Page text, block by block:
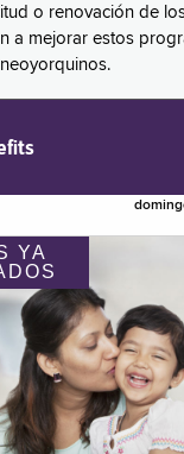
o renovación de
a mejorar estos
YA